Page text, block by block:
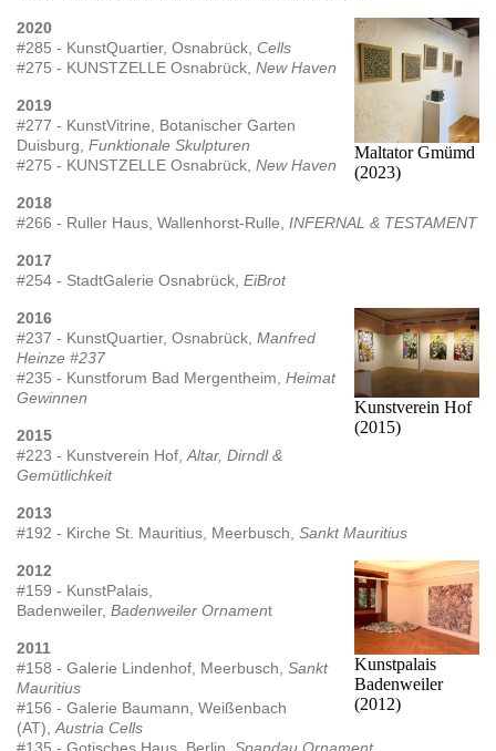
Maltator Gmümd
(2023)
2020
#285 - KunstQuartier, Osnabrück, Cells
#275 - KUNSTZELLE Osnabrück, New Haven
2019
#277 - KunstVitrine, Botanischer Garten
Duisburg, Funktionale Skulpturen
#275 - KUNSTZELLE Osnabrück, New Haven
2018
#266 - Ruller Haus, Wallenhorst-Rulle, INFERNAL & TESTAMENT
2017
#254 - StadtGalerie Osnabrück, EiBrot
Kunstverein Hof
(2015)
2016
#237 - KunstQuartier, Osnabrück, Manfred
Heinze #237
#235 - Kunstforum Bad Mergentheim, Heimat
Gewinnen
2015
#223 - Kunstverein Hof, Altar, Dirndl &
Gemütlichkeit
2013
#192 - Kirche St. Mauritius, Meerbusch, Sankt Mauritius
Kunstpalais
Badenweiler
(2012)
2012
#159 - KunstPalais,
Badenweiler, Badenweiler Ornament
2011
#158 - Galerie Lindenhof, Meerbusch, Sankt
Mauritius
#156 - Galerie Baumann, Weißenbach
(AT), Austria Cells